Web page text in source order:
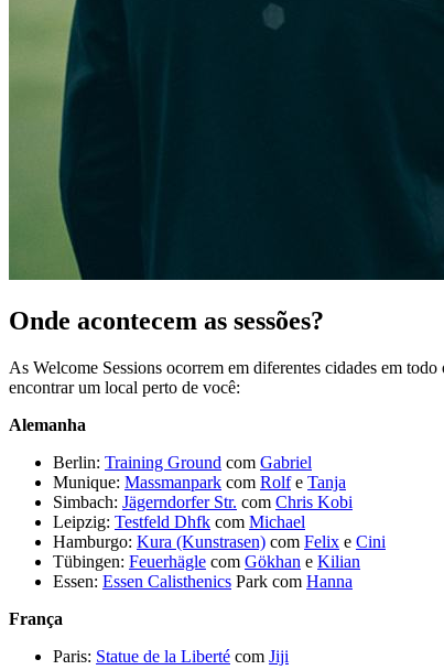
Onde acontecem as sessões?
As Welcome Sessions ocorrem em diferentes cidades em
encontrar um local perto de você:
Alemanha
Berlin: Training Ground com Gabriel
Munique: Massmanpark com Rolfe Tanja
Simbach: Jägerndorfer Str. com Chris Kobi
Leipzig: Testfeld Dhfk com Michael
Hamburgo: Kura (Kunstrasen) com Felix e Cini
Tübingen: Feuerhägle com Gökhan e Kilian
Essen: Essen Calisthenics Park com Hanna
França
Paris: Statue de la Liberté com Jiji